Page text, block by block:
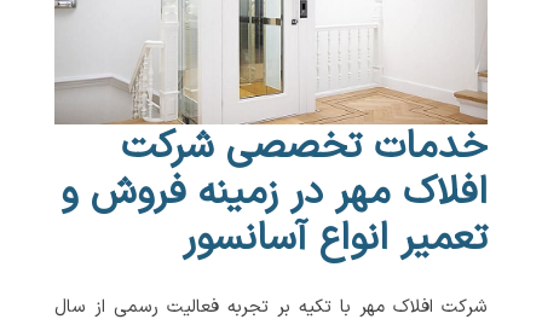
خدمات تخصصی شرکت
افلاک مهر در زمینه فروش و
تعمیر انواع آسانسور
شرکت افلاک مهر با تکیه بر تجربه فعالیت رسمی از سال